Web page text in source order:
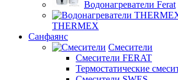
Водонагреватели Ferat
THERMEX
Санфаянс
Смесители
Смесители FERAT
Термостатические